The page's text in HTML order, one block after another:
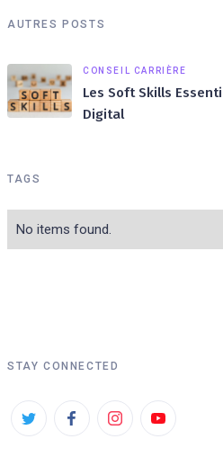
AUTRES POSTS
CONSEIL CARRIÈRE
Les Soft Skills
Digital
TAGS
No items found.
STAY CONNECTED